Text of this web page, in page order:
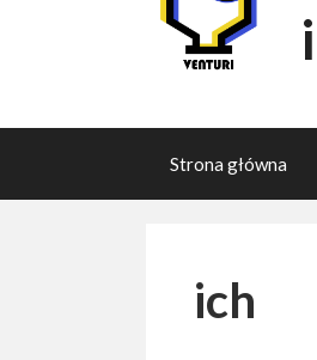
Strona główna
ich